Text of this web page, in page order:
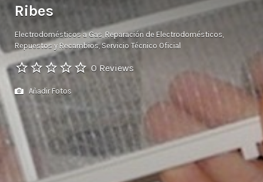
Ribes
Electrodomésticos a Gas Reparación de Electrodomésticos
Repuestos y Recambios Servicio Técnico Oficial
0 Reviews
Añadir Fotos